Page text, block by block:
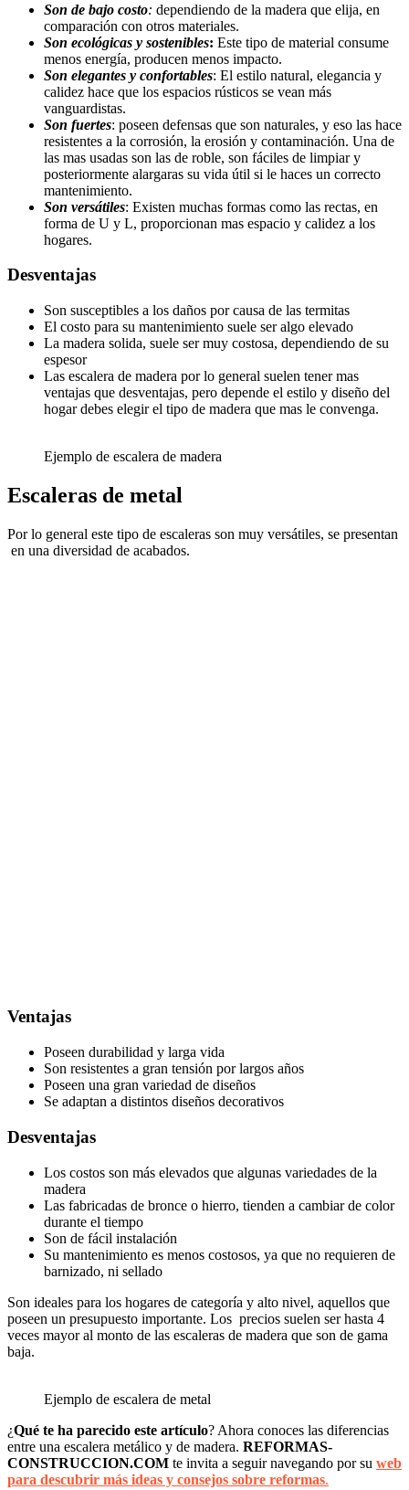
Son de bajo costo: dependiendo de la madera que elija, en
comparación con otros materiales.
Son ecológicas y sostenibles: Este tipo de material consume
menos energía, producen menos impacto.
Son elegantes y confortables: El estilo natural, elegancia y
calidez hace que los espacios rústicos se vean más
vanguardistas.
Son fuertes: poseen defensas que son naturales, y eso las hace
resistentes a la corrosión, la erosión y contaminación. Una de
las mas usadas son las de roble, son fáciles de limpiar y
posteriormente alargaras su vida útil si le haces un correcto
mantenimiento.
Son versátiles: Existen muchas formas como las rectas, en
forma de U y L, proporcionan mas espacio y calidez a los
hogares.
Desventajas
Son susceptibles a los daños por causa de las termitas
El costo para su mantenimiento suele ser algo elevado
La madera solida, suele ser muy costosa, dependiendo de su
espesor
Las escalera de madera por lo general suelen tener mas
ventajas que desventajas, pero depende el estilo y diseño del
hogar debes elegir el tipo de madera que mas le convenga.
Ejemplo de escalera de madera
Escaleras de metal
Por lo general este tipo de escaleras son muy versátiles, se presentan
en una diversidad de acabados.
Ventajas
Poseen durabilidad y larga vida
Son resistentes a gran tensión por largos años
Poseen una gran variedad de diseños
Se adaptan a distintos diseños decorativos
Desventajas
Los costos son más elevados que algunas variedades de la
madera
Las fabricadas de bronce o hierro, tienden a cambiar de color
durante el tiempo
Son de fácil instalación
Su mantenimiento es menos costosos, ya que no requieren de
barnizado, ni sellado
Son ideales para los hogares de categoría y alto nivel, aquellos que
poseen un presupuesto importante. Los precios suelen ser hasta 4
veces mayor al monto de las escaleras de madera que son de gama
baja.
Ejemplo de escalera de metal
¿Qué te ha parecido este artículo? Ahora conoces las diferencias
entre una escalera metálico y de madera. REFORMAS-
CONSTRUCCION.COM te invita a seguir navegando por su web
para descubrir más ideas y consejos sobre reformas.